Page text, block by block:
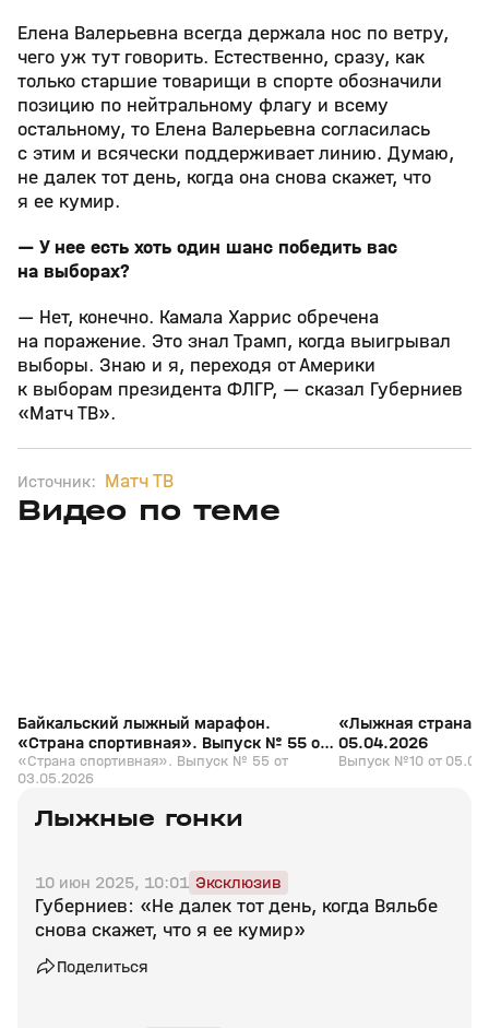
Елена Валерьевна всегда держала нос по ветру,
чего уж тут говорить. Естественно, сразу, как
только старшие товарищи в спорте обозначили
позицию по нейтральному флагу и всему
остальному, то Елена Валерьевна согласилась
с этим и всячески поддерживает линию. Думаю,
не далек тот день, когда она снова скажет, что
я ее кумир.
— У нее есть хоть один шанс победить вас
на выборах?
— Нет, конечно. Камала Харрис обречена
на поражение. Это знал Трамп, когда выигрывал
выборы. Знаю и я, переходя от Америки
к выборам президента ФЛГР, — сказал Губерниев
«Матч ТВ».
Источник: Матч ТВ
Видео по теме
03 мая, 16:30
Байкальский лыжный марафон.
«Страна спортивная». Выпуск № 55 от
03.05.2026
«Страна спортивная». Выпуск № 55 от
03.05.2026
«Лыжная
05.04.2026
Выпуск №10 от
Лыжные гонки
10 июн 2025, 10:01 Эксклюзив
Губерниев: «Не далек тот день, когда Вяльбе
снова скажет, что я ее кумир»
Поделиться